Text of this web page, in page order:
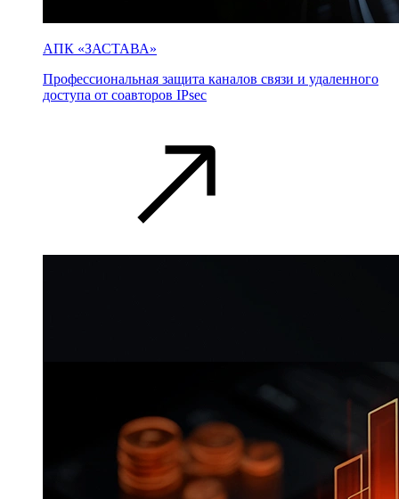
АПК «ЗАСТАВА»
Профессиональная защита каналов связи и удаленного
доступа от соавторов IPsec